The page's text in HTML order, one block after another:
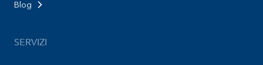
Blog
SERVIZI